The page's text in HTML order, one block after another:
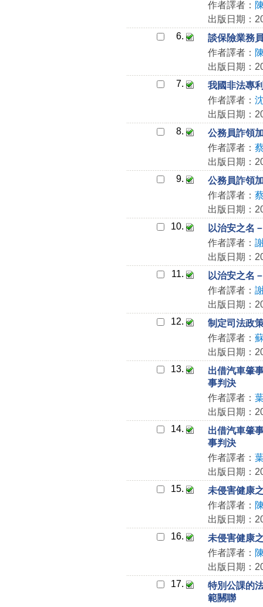
作者譯者：
出版日期：
6.
談保險業務
作者譯者：
出版日期：
7.
我國非法專
作者譯者：
出版日期：
8.
公務員詐領
作者譯者：
出版日期：
9.
公務員詐領
作者譯者：
出版日期：
10.
以治安之名
作者譯者：
出版日期：
11.
以治安之名
作者譯者：
出版日期：
12.
制定司法政
作者譯者：
出版日期：
13.
出借汽車肇
事判決
作者譯者：
出版日期：
14.
出借汽車肇
事判決
作者譯者：
出版日期：
15.
未侵害健康
作者譯者：
出版日期：
16.
未侵害健康
作者譯者：
出版日期：
17.
特別公課的
範關聯